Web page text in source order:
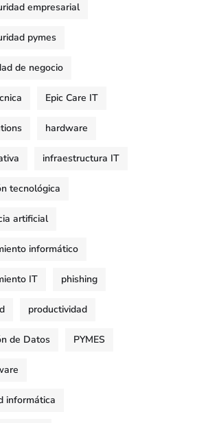
empresarial
pymes
de negocio
Epic Care IT
hardware
infraestructura IT
tecnológica
artificial
informático
IT phishing
productividad
de Datos PYMES
informática